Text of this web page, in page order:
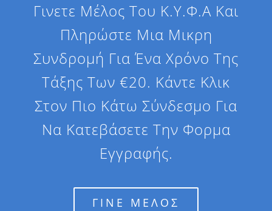
Γινετε Μέλος Του Κ.Υ.Φ.Α Και
Πληρώστε Μια Μικρη
Συνδρομή Για Ένα Χρόνο Της
Τάξης Των €20. Κάντε Κλικ
Στον Πιο Κάτω Σύνδεσμο Για
Να Κατεβάσετε Την Φορμα
Εγγραφής.
ΓΙΝΕ ΜΕΛΟΣ